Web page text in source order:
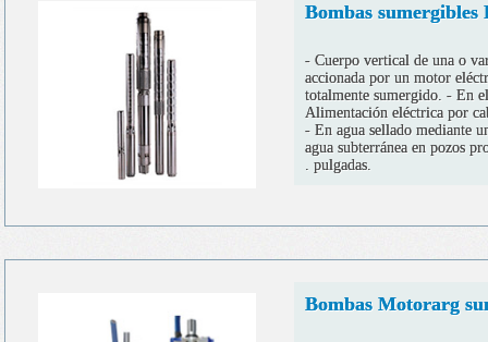
Bombas
- Cuerpo vertical de una o
accionada por un motor
totalmente sumergido. - En
Alimentación eléctrica por
- En agua sellado mediante
agua subterránea en pozos
. pulgadas.
Bombas Motorarg